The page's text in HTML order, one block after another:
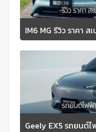
IM6 MG รีวิว ราคา
Geely EX5 รถยนต์